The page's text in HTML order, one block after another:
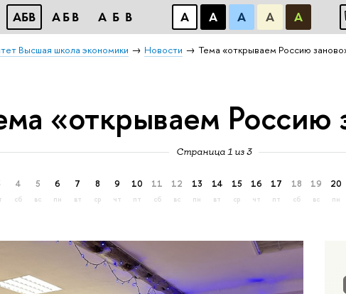
АБВ АБВ АБВ А А А А А
Высшая школа экономики Новости Тема «открываем Россию
«открываем Россию
Страница 1 из 3
4
сб
5
вс
6
пн
7
вт
8
ср
9
чт
10
пт
11
сб
12
вс
13
пн
14
вт
15
ср
16
чт
17
пт
18
сб
19
вс
20
пн